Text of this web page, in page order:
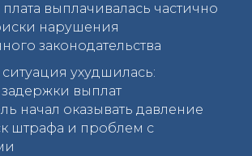
выплачивалась частично
нарушения
законодательства
ухудшилась:
выплат
начал оказывать давление
штрафа и проблем с